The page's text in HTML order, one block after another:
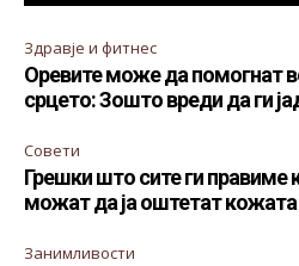
Здравје и фитнес
Оревите може да помогнат
срцето: Зошто вреди да ги
Совети
Грешки што сите ги правиме
можат да ја оштетат кожата
Занимливости